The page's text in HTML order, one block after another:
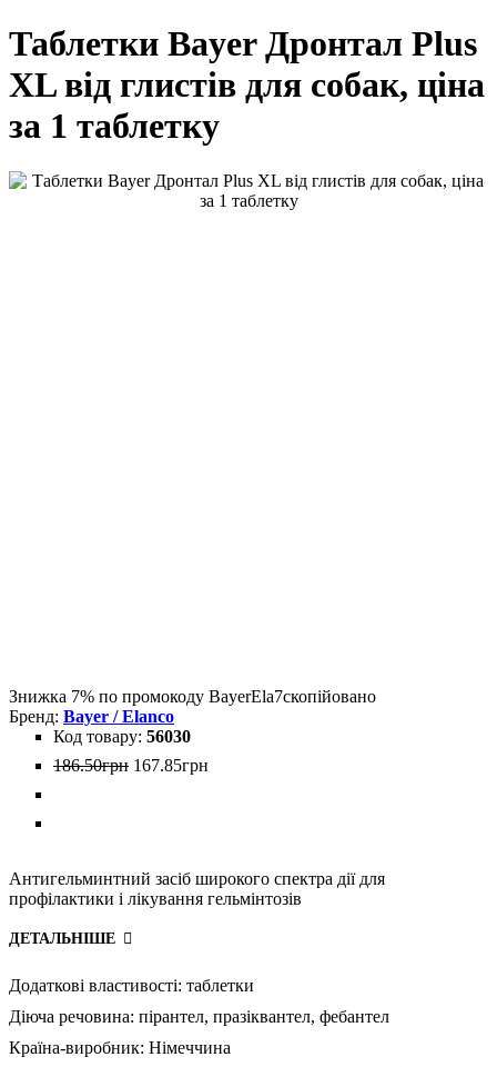
Таблетки Bayer Дронтал Plus
XL від глистів для собак, ціна
за 1 таблетку
Знижка 7% по промокоду BayerEla7скопійовано
Bayer / Elanco
56030
186.50грн 167.85грн
Антигельминтний засіб широкого спектра дії для
профілактики і лікування гельмінтозів
ДЕТАЛЬНІШЕ
Додаткові властивості: таблетки
Діюча речовина: пірантел, празіквантел, фебантел
Країна-виробник: Німеччина